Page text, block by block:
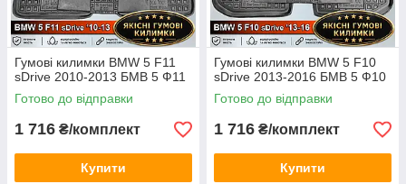
Гумові килимки BMW 5 F11
sDrive 2010-2013 БМВ 5 Ф11
Готово до відправки
1 716 ₴/комплект
Купити
Гумові килимки BMW 5 F10
sDrive 2013-2016 БМВ 5 Ф10
Готово до відправки
1 716 ₴/комплект
Купити